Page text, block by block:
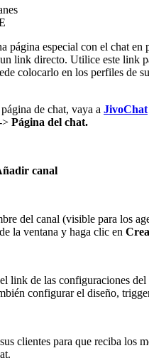
página especial con el chat en
link directo. Utilice este link
colocarlo en los perfiles de
de chat, vaya a JivoChat
> Página del chat.
canal
del canal (visible para los
la ventana y haga clic en
link de las configuraciones del
configurar el diseño,
clientes para que reciba los